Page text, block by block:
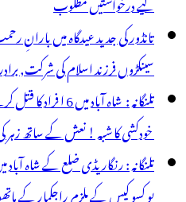
تانڈور کی جدید عیدگاہ میں بارانِ
سینکڑوں فرزند اسلام کی شرکت,
تلنگانہ : شاہ آباد
خودکشی کا شبہ ! نعش کے ساتھ زہر
تلنگانہ : رنگاریڈی ضلع کے شاہ آباد